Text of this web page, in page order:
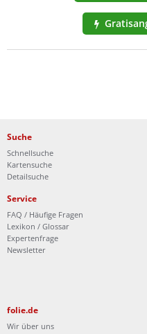
Suche
Schnellsuche
Kartensuche
Detailsuche
Service
FAQ / Häufige Fragen
Lexikon / Glossar
Expertenfrage
Newsletter
folie.de
Wir über uns